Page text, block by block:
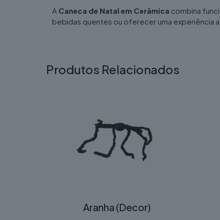
A Caneca de Natal em Cerâmica combina
bebidas quentes ou oferecer uma experiência
Produtos Relacionados
Aranha (Decor)